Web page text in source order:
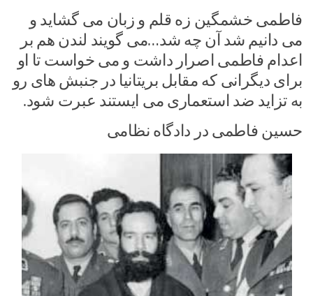
فاطمی خشمگین زه قلم و زبان می گشاید و
می دانیم شد آن چه شد…می گویند لندن هم بر
اعدام فاطمی اصرار داشت و می خواست تا او
برای دیگرانی که مقابل بریتانیا در جنبش های رو
به تزاید ضد استعماری می ایستند عبرت شود.
حسین فاطمی در دادگاه نظامی